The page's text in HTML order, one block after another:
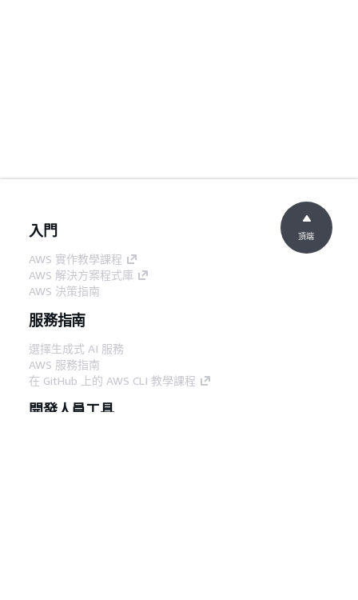
入門
AWS 實作教學課程
AWS 解決方案程式庫
AWS 決策指南
服務指南
選擇生成式 AI 服務
AWS 服務指南
在 GitHub 上的 AWS CLI 教學課程
開發人員工具
頂端